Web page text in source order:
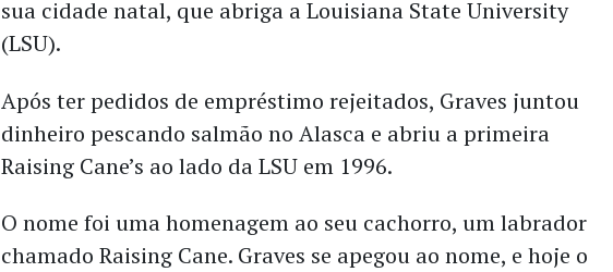
sua cidade natal, que abriga a Louisiana State University
(LSU).
Após ter pedidos de empréstimo rejeitados, Graves juntou
dinheiro pescando salmão no Alasca e abriu a primeira
Raising Cane’s ao lado da LSU em 1996.
O nome foi uma homenagem ao seu cachorro, um labrador
chamado Raising Cane. Graves se apegou ao nome, e hoje o